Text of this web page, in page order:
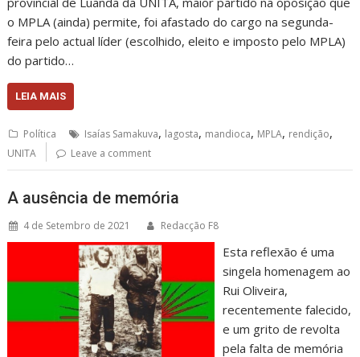
o MPLA (ainda) permite, foi afastado do cargo na segunda-
feira pelo actual líder (escolhido, eleito e imposto pelo MPLA)
do partido…
LEIA MAIS
Política Isaías Samakuva, lagosta, mandioca, MPLA, rendição,
UNITA Leave a comment
A ausência de memória
4 de Setembro de 2021 Redacção F8
Esta reflexão é uma
singela homenagem ao
Rui Oliveira,
recentemente falecido,
e um grito de revolta
pela falta de memória